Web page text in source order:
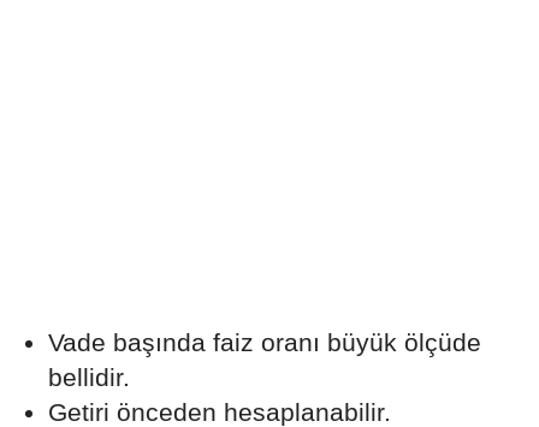
Vade başında faiz oranı büyük ölçüde
bellidir.
Getiri önceden hesaplanabilir.